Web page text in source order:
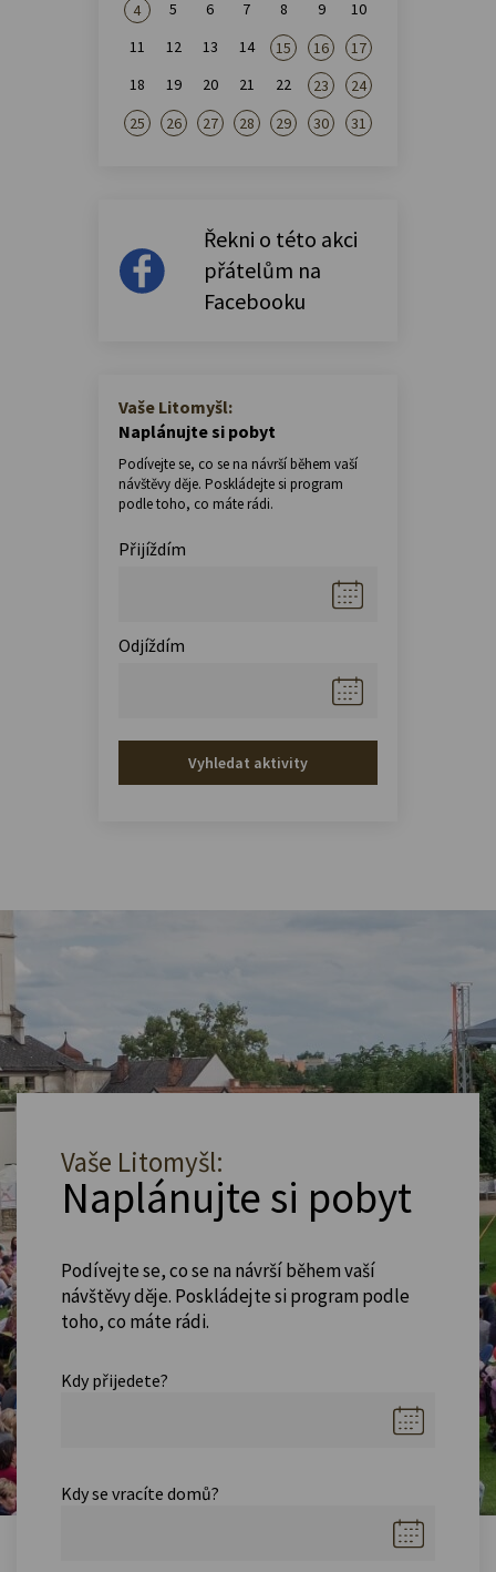
4 5 6 7 8 9
10
11
12 13 14 15 16
17
18
19 20 21 22 23
24
25
26 27 28 29 30 31
Řekni o této akci
přátelům na
Facebooku
Vaše Litomyšl:
Naplánujte si pobyt
Podívejte se, co se na návrší během vaší
návštěvy děje. Poskládejte si program
podle toho, co máte rádi.
Přijíždím
Odjíždím
Vyhledat aktivity
Vaše Litomyšl:
Naplánujte si pobyt
Podívejte se, co se na návrší během vaší
návštěvy děje. Poskládejte si program podle
toho, co máte rádi.
Kdy přijedete?
Kdy se vracíte domů?